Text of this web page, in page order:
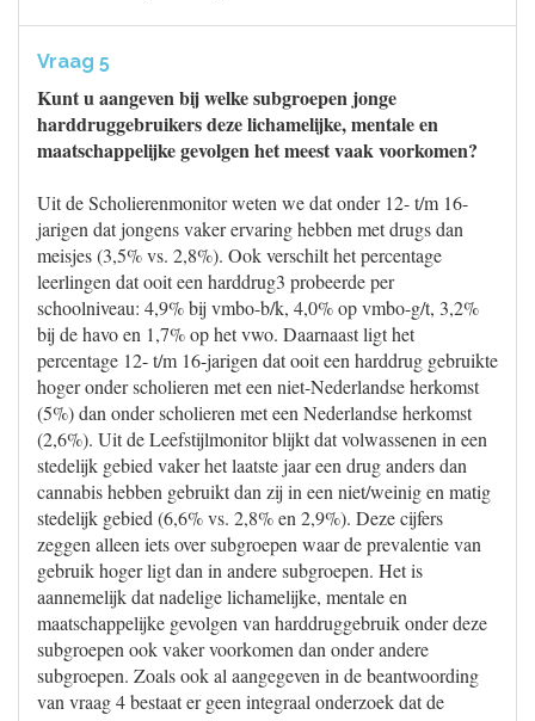
Vraag 5
Kunt u aangeven bij welke subgroepen jonge
harddruggebruikers deze lichamelijke, mentale en
maatschappelijke gevolgen het meest vaak voorkomen?
Uit de Scholierenmonitor weten we dat onder 12- t/m 16-
jarigen dat jongens vaker ervaring hebben met drugs dan
meisjes (3,5% vs. 2,8%). Ook verschilt het percentage
leerlingen dat ooit een harddrug3 probeerde per
schoolniveau: 4,9% bij vmbo-b/k, 4,0% op vmbo-g/t, 3,2%
bij de havo en 1,7% op het vwo. Daarnaast ligt het
percentage 12- t/m 16-jarigen dat ooit een harddrug gebruikte
hoger onder scholieren met een niet-Nederlandse herkomst
(5%) dan onder scholieren met een Nederlandse herkomst
(2,6%). Uit de Leefstijlmonitor blijkt dat volwassenen in een
stedelijk gebied vaker het laatste jaar een drug anders dan
cannabis hebben gebruikt dan zij in een niet/weinig en matig
stedelijk gebied (6,6% vs. 2,8% en 2,9%). Deze cijfers
zeggen alleen iets over subgroepen waar de prevalentie van
gebruik hoger ligt dan in andere subgroepen. Het is
aannemelijk dat nadelige lichamelijke, mentale en
maatschappelijke gevolgen van harddruggebruik onder deze
subgroepen ook vaker voorkomen dan onder andere
subgroepen. Zoals ook al aangegeven in de beantwoording
van vraag 4 bestaat er geen integraal onderzoek dat de